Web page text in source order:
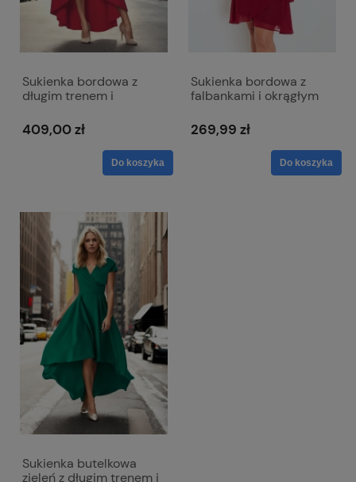
Sukienka bordowa z
długim trenem i
Selena
409,00 zł
Do koszyka
Sukienka bordowa z
falbankami i okrągłym
269,99 zł
Do koszyka
Sukienka butelkowa
zieleń z długim trenem i